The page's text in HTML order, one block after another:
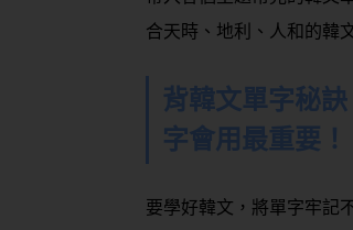
合天時、地利、人和的韓
背韓文單字秘訣
字會用最重要！
要學好韓文，將單字牢記